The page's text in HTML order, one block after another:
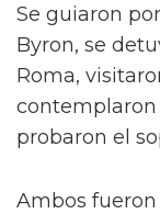
Se guiaron
Byron, se
Roma,
contemplaron
probaron el
Ambos